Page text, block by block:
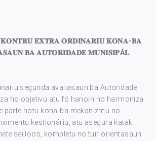
𝐄𝐗𝐓𝐑𝐀 𝐎𝐑𝐃𝐈𝐍𝐀𝐑𝐈𝐔 𝐊𝐎𝐍𝐀-𝐁𝐀
𝐁𝐀 𝐀𝐔𝐓𝐎𝐑𝐈𝐃𝐀𝐃𝐄 𝐌𝐔𝐍𝐈𝐒𝐈𝐏Á𝐋
segunda avaliasaun ba Autoridade
ho objetivu atu fó hanoin no harmoniza
parte hotu kona-ba mekanizmu no
kestionáriu, atu asegura katak
sei loos, kompletu no tuir orientasaun